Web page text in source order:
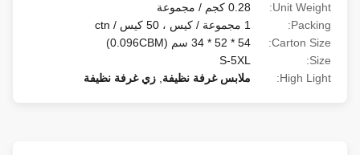
Unit Weight:
0.28 كجم / مجموعة
Packing:
Carton Size:
54 * 52 * 34 سم (0.096CBM)
S-5XL
High Light:
ملابس غرفة نظيفة,زي غرفة نظيفة